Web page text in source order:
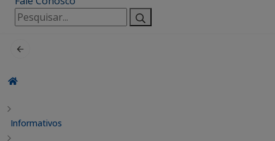
Pesquisar
por:
Informativos